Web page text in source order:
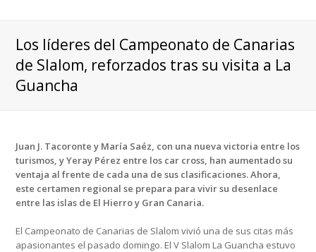
Los líderes del Campeonato de Canarias
de Slalom, reforzados tras su visita a La
Guancha
Juan J. Tacoronte y María Saéz, con una nueva victoria entre los
turismos, y Yeray Pérez entre los car cross, han aumentado su
ventaja al frente de cada una de sus clasificaciones. Ahora,
este certamen regional se prepara para vivir su desenlace
entre las islas de El Hierro y Gran Canaria.
El Campeonato de Canarias de Slalom vivió una de sus citas más
apasionantes el pasado domingo. El V Slalom La Guancha estuvo